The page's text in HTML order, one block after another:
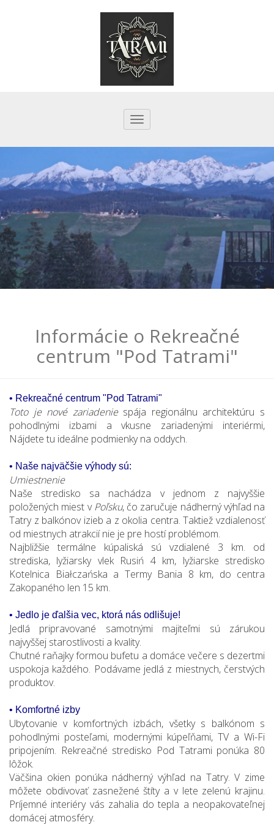
Prepnúť
navigáciu
Informácie o Rekreačné
centrum "Pod Tatrami"
• Rekreačné centrum "Pod Tatrami"
Toto je nové zariadenie spája regionálnu architektúru s
pohodlnými izbami a vkusne zariadenými interiérmi,
Nájdete tu ideálne podmienky na oddych.
• Naše najväčšie výhody sú:
Umiestnenie
Naše stredisko sa nachádza v jednom z najvyššie
položených miest vPoľsku, čo zaručuje nádherný výhľad na
Tatry z balkónov izieb a z okolia centra. Taktiež vzdialenosť
od miestnych atrakcií nie je pre hostí problémom.
Najbližšie termálne kúpaliská sú vzdialené 3 km. od
strediska, lyžiarsky vlek Rusiń 4 km, lyžiarske stredisko
Kotelnica Białczańska a Termy Bania 8 km, do centra
Zakopaného len 15 km.
• Jedlo je ďalšia vec, ktorá nás odlišuje!
Jedlá pripravované samotnými majiteľmi sú zárukou
najvyššej starostlivosti a kvality.
Chutné raňajky formou bufetu a domáce večere s dezertmi
uspokoja každého. Podávame jedlá z miestnych, čerstvých
produktov.
• Komfortné izby
Ubytovanie v komfortných izbách, všetky s balkónom s
pohodlnými posteľami, modernými kúpeľňami, TV a Wi-Fi
pripojením. Rekreačné stredisko Pod Tatrami ponúka 80
lôžok.
Väčšina okien ponúka nádherný výhľad na Tatry. V zime
môžete obdivovať zasnežené štíty a v lete zelenú krajinu.
Príjemné interiéry vás zahalia do tepla a neopakovateľnej
domácej atmosféry.